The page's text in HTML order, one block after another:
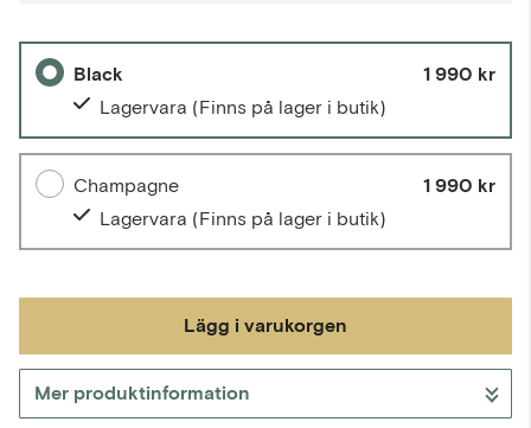
Black
1 990 kr
Lagervara (Finns på lager i butik)
Champagne
1 990 kr
Lagervara (Finns på lager i butik)
Lägg i varukorgen
Gå till kassan
Mer produktinformation